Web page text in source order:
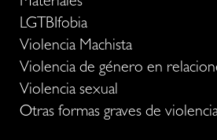
LGTBIfobia
Violencia Machista
Violencia de género en
Violencia sexual
Otras formas graves de